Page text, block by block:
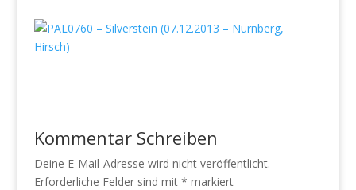
Kommentar Schreiben
Deine E-Mail-Adresse wird nicht veröffentlicht.
Erforderliche Felder sind mit * markiert